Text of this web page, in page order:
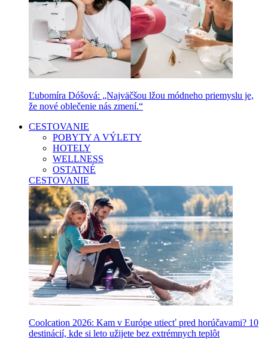
Ľubomíra Dóšová: „Najväčšou lžou módneho priemyslu je,
že nové oblečenie nás zmení.“
CESTOVANIE
POBYTY A VÝLETY
HOTELY
WELLNESS
OSTATNÉ
CESTOVANIE
Coolcation 2026: Kam v Európe utiecť pred horúčavami? 10
destinácií, kde si leto užijete bez extrémnych teplôt